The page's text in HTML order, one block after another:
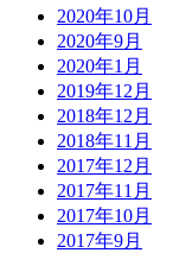
2020年10月
2020年9月
2020年1月
2019年12月
2018年12月
2018年11月
2017年12月
2017年11月
2017年10月
2017年9月